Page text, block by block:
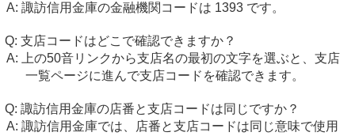
諏訪信用金庫の金融機関コードは 1393 です。
支店コードはどこで確認できますか？
上の50音リンクから支店名の最初の文字を選ぶと、支店
一覧ページに進んで支店コードを確認できます。
諏訪信用金庫の店番と支店コードは同じですか？
諏訪信用金庫では、店番と支店コードは同じ意味で使用